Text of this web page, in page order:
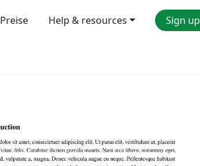
Preise Help & resources Sign up